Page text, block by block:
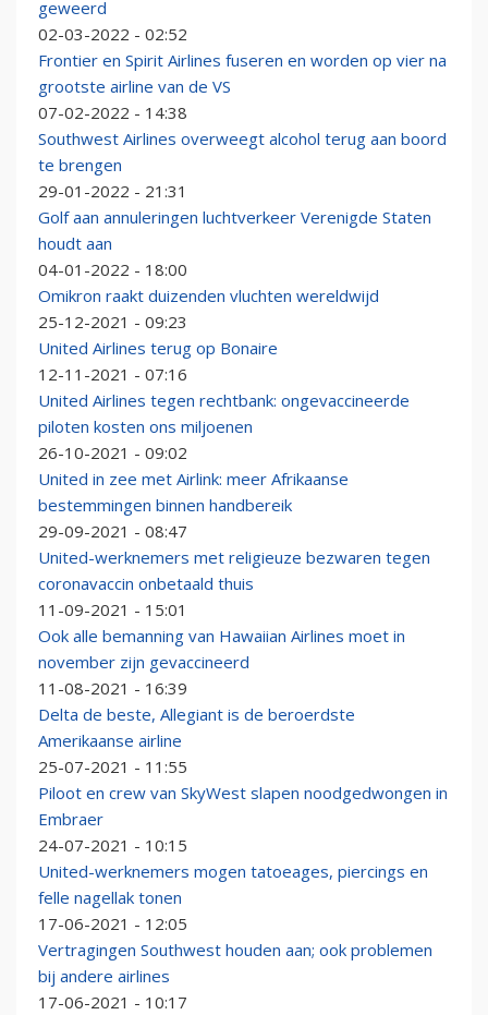
geweerd
02-03-2022 - 02:52
Frontier en Spirit Airlines fuseren en worden op vier na
grootste airline van de VS
07-02-2022 - 14:38
Southwest Airlines overweegt alcohol terug aan boord
te brengen
29-01-2022 - 21:31
Golf aan annuleringen luchtverkeer Verenigde Staten
houdt aan
04-01-2022 - 18:00
Omikron raakt duizenden vluchten wereldwijd
25-12-2021 - 09:23
United Airlines terug op Bonaire
12-11-2021 - 07:16
United Airlines tegen rechtbank: ongevaccineerde
piloten kosten ons miljoenen
26-10-2021 - 09:02
United in zee met Airlink: meer Afrikaanse
bestemmingen binnen handbereik
29-09-2021 - 08:47
United-werknemers met religieuze bezwaren tegen
coronavaccin onbetaald thuis
11-09-2021 - 15:01
Ook alle bemanning van Hawaiian Airlines moet in
november zijn gevaccineerd
11-08-2021 - 16:39
Delta de beste, Allegiant is de beroerdste
Amerikaanse airline
25-07-2021 - 11:55
Piloot en crew van SkyWest slapen noodgedwongen in
Embraer
24-07-2021 - 10:15
United-werknemers mogen tatoeages, piercings en
felle nagellak tonen
17-06-2021 - 12:05
Vertragingen Southwest houden aan; ook problemen
bij andere airlines
17-06-2021 - 10:17